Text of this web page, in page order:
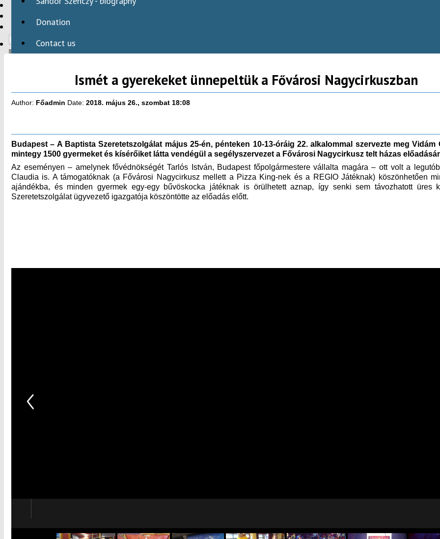
HBAID
INTERNATIONAL PROGRAMS
Donation
Contact us
Ismét a gyerekeket ünnepeltük a Fővárosi Nagycirkuszban
Author: Főadmin Date: 2018. május 26., szombat 18:08
Budapest – A Baptista Szeretetszolgálat május 25-én, pénteken 10-13-óráig 22. alkalommal szervezte meg
mintegy 1500 gyermeket és kísérőiket látta vendégül a segélyszervezet a Fővárosi Nagycirkusz telt házas
Az eseményen – amelynek fővédnökségét Tarlós István, Budapest főpolgármestere vállalta magára – ott volt a
Claudia is. A támogatóknak (a Fővárosi Nagycirkusz mellett a Pizza King-nek és a REGIO Játéknak) köszönhetően
ajándékba, és minden gyermek egy-egy bűvöskocka játéknak is örülhetett aznap, így senki sem távozhatott
Szeretetszolgálat ügyvezető igazgatója köszöntötte az előadás előtt.